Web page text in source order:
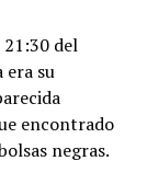
21:30 del
era su
encontrado
negras.